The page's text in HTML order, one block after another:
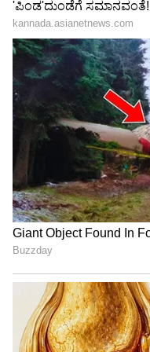
Image Credit : Gemini AI
ಕನ್ಯಾ
ಈ ಅವಧಿಯು ಕನ್ಯಾ
ರಾಶಿಯವರು ಶನಿಯ
ಪ್ರಭಾವವು ನಿಮ್ಮ
ಉಂಟುಮಾಡಬಹುದು.
ಸಹ ನಿರ್ಲಕ್ಷಿಸಲು
ಸಮತೋಲನವನ್ನು